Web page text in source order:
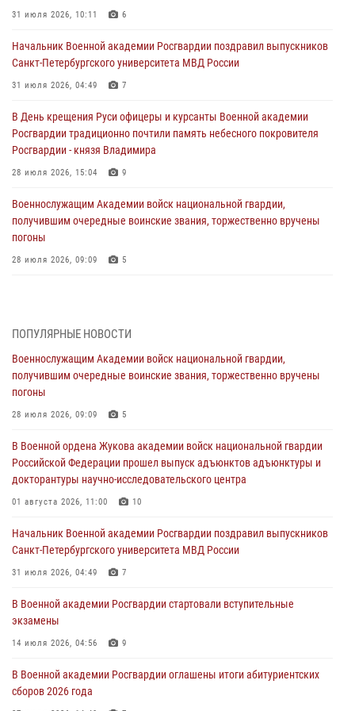
31 июля 2026, 10:11 6
Начальник Военной академии Росгвардии поздравил выпускников
Санкт-Петербургского университета МВД России
31 июля 2026, 04:49 7
В День крещения Руси офицеры и курсанты Военной академии
Росгвардии традиционно почтили память небесного покровителя
Росгвардии - князя Владимира
28 июля 2026, 15:04 9
Военнослужащим Академии войск национальной гвардии,
получившим очередные воинские звания, торжественно вручены
погоны
28 июля 2026, 09:09 5
27 июля 2026, 14:49 7
Военная академия информирует!
23 июля 2026, 04:51
Курсант Военной академии войск национальной гвардии принял
22 июля 2026, 09:41
Мастер‑класс по стрельбе: точность, тактика, профессионализм
20 июля 2026, 11:17
108 лет со дня образования подразделений связи войск
ПОПУЛЯРНЫЕ НОВОСТИ
Военнослужащим Академии войск национальной гвардии,
получившим очередные воинские звания, торжественно вручены
погоны
28 июля 2026, 09:09 5
В Военной ордена Жукова академии войск национальной гвардии
Российской Федерации прошел выпуск адъюнктов адъюнктуры и
докторантуры научно-исследовательского центра
01 августа 2026, 11:00 10
Начальник Военной академии Росгвардии поздравил выпускников
Санкт-Петербургского университета МВД России
31 июля 2026, 04:49 7
В Военной академии Росгвардии стартовали вступительные
экзамены
14 июля 2026, 04:56 9
В Военной академии Росгвардии оглашены итоги абитуриентских
сборов 2026 года